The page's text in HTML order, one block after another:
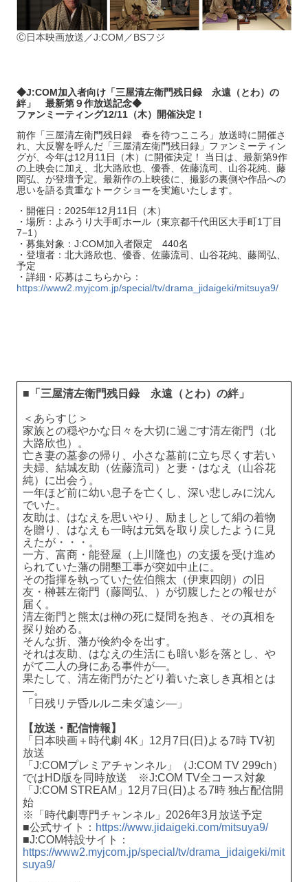
Ⓒ日本映画放送／J:COM／BSフジ
◆J:COM加入者向け「三屋清左衛門残日録 永遠（とわ）の
絆」 最新第９作放送記念◆
ファンミーティング12/11（木）開催決定！
前作「三屋清左衛門残日録 春を待つこころ」放送時に開催さ
れ、大反響を呼んだ「三屋清左衛門残日録」ファンミーティン
グが、今年は12月11日（木）に開催決定！ 当日は、最新第9作
の上映会に加え、北大路欣也、優香、佐藤流司、山谷花純、藤
岡弘、が登壇予定。最新作の上映後に、撮影の裏側や作品への
思いを語る貴重なトークショーを実施いたします。
・開催日：2025年12月11日（木）
・場所：よみうり大手町ホール（東京都千代田区大手町1丁目
7−1）
・募集対象：J:COM加入者限定 440名
・登壇者：北大路欣也、優香、佐藤流司、山谷花純、藤岡弘、
予定
・詳細・応募はこちらから：
https://www2.myjcom.jp/special/tv/drama_jidaigeki/mitsuya9/
■「三屋清左衛門残日録 永遠（とわ）の絆」
＜あらすじ＞
家族との穏やかな日々を大切に過ごす清左衛門（北
大路欣也）。
亡き妻の墓参の帰り、小さな墓前に立ち尽くす若い
夫婦、結城友助（佐藤流司）と妻・はなえ（山谷花
純）に出会う。
一年ほど前に幼い息子を亡くし、深い悲しみに沈ん
でいた。
友助は、はなえを思いやり、励ましとして絹の着物
を贈り、はなえも一時は元気を取り戻したように見
えたが・・・。
一方、富商・能登屋（上川隆也）の支援を受け進め
られていた藩の開墾工事が突如中止に。
その指揮を執っていた佐伯熊太（伊東四朗）の旧
友・榊甚左衛門（藤岡弘、）が切腹したとの報せが
届く。
清左衛門と熊太は榊の死に疑問を抱き、その真相を
探り始める。
そんな折、藩が倹約令を出す。
それは友助、はなえの生活にも暗い影を落とし、や
がて二人の身にある事件が―。
果たして、清左衛門がたどり着いた哀しき真相とは
―。
「日残リテ昏ルルニ未ダ遠シ―」
【放送・配信情報】
「日本映画＋時代劇 4K」12月7日(日)よる7時 TV初
放送
「J:COMプレミアチャンネル」（J:COM TV 299ch）
ではHD版を同時放送 ※J:COM TV全コース対象
「J:COM STREAM」12月7日(日)よる7時 独占配信開
始
※「時代劇専門チャンネル」2026年3月放送予定
■公式サイト： https://www.jidaigeki.com/mitsuya9/
■J:COM特設サイト：
https://www2.myjcom.jp/special/tv/drama_jidaigeki/mit
suya9/